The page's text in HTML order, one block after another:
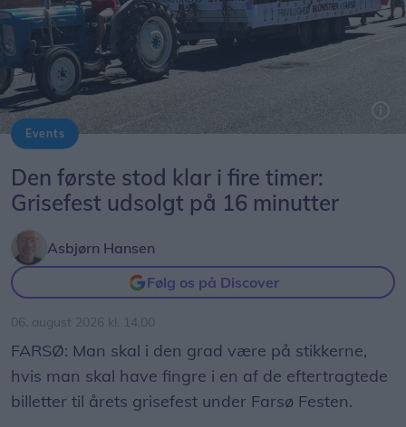
Events
Den første stod klar i fire timer:
Grisefest udsolgt på 16 minutter
Asbjørn Hansen
Følg os på Discover
06. august 2026 kl. 14.00
FARSØ: Man skal i den grad være på stikkerne,
hvis man skal have fingre i en af de eftertragtede
billetter til årets grisefest under Farsø Festen.